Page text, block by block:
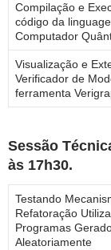
Compilação e
código da
Computador
Visualização e
Verificador de
ferramenta
Sessão
às 17h30.
Testando
Refatoração
Programas
Aleatoriamente